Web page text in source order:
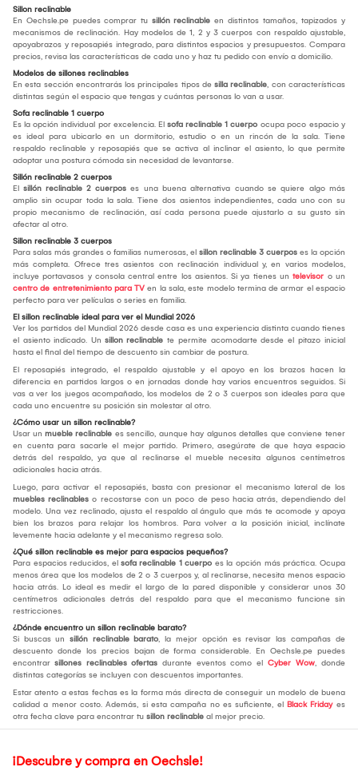
Sillon reclinable
En Oechsle.pe puedes comprar tu sillón reclinable en distintos tamaños, tapizados y
mecanismos de reclinación. Hay modelos de 1, 2 y 3 cuerpos con respaldo ajustable,
apoyabrazos y reposapiés integrado, para distintos espacios y presupuestos. Compara
precios, revisa las características de cada uno y haz tu pedido con envío a domicilio.
Modelos de sillones reclinables
En esta sección encontrarás los principales tipos de silla reclinable, con características
distintas según el espacio que tengas y cuántas personas lo van a usar.
Sofa reclinable 1 cuerpo
Es la opción individual por excelencia. El sofa reclinable 1 cuerpo ocupa poco espacio y
es ideal para ubicarlo en un dormitorio, estudio o en un rincón de la sala. Tiene
respaldo reclinable y reposapiés que se activa al inclinar el asiento, lo que permite
adoptar una postura cómoda sin necesidad de levantarse.
Sillón reclinable 2 cuerpos
El sillón reclinable 2 cuerpos es una buena alternativa cuando se quiere algo más
amplio sin ocupar toda la sala. Tiene dos asientos independientes, cada uno con su
propio mecanismo de reclinación, así cada persona puede ajustarlo a su gusto sin
afectar al otro.
Sillon reclinable 3 cuerpos
Para salas más grandes o familias numerosas, el sillon reclinable 3 cuerpos es la opción
más completa. Ofrece tres asientos con reclinación individual y, en varios modelos,
incluye portavasos y consola central entre los asientos. Si ya tienes un televisor o un
centro de entretenimiento para TV en la sala, este modelo termina de armar el espacio
perfecto para ver películas o series en familia.
El sillon reclinable ideal para ver el Mundial 2026
Ver los partidos del Mundial 2026 desde casa es una experiencia distinta cuando tienes
el asiento indicado. Un sillon reclinable te permite acomodarte desde el pitazo inicial
hasta el final del tiempo de descuento sin cambiar de postura.
El reposapiés integrado, el respaldo ajustable y el apoyo en los brazos hacen la
diferencia en partidos largos o en jornadas donde hay varios encuentros seguidos. Si
vas a ver los juegos acompañado, los modelos de 2 o 3 cuerpos son ideales para que
cada uno encuentre su posición sin molestar al otro.
¿Cómo usar un sillon reclinable?
Usar un mueble reclinable es sencillo, aunque hay algunos detalles que conviene tener
en cuenta para sacarle el mejor partido. Primero, asegúrate de que haya espacio
detrás del respaldo, ya que al reclinarse el mueble necesita algunos centímetros
adicionales hacia atrás.
Luego, para activar el reposapiés, basta con presionar el mecanismo lateral de los
muebles reclinables o recostarse con un poco de peso hacia atrás, dependiendo del
modelo. Una vez reclinado, ajusta el respaldo al ángulo que más te acomode y apoya
bien los brazos para relajar los hombros. Para volver a la posición inicial, inclínate
levemente hacia adelante y el mecanismo regresa solo.
¿Qué sillon reclinable es mejor para espacios pequeños?
Para espacios reducidos, el sofa reclinable 1 cuerpo es la opción más práctica. Ocupa
menos área que los modelos de 2 o 3 cuerpos y, al reclinarse, necesita menos espacio
hacia atrás. Lo ideal es medir el largo de la pared disponible y considerar unos 30
centímetros adicionales detrás del respaldo para que el mecanismo funcione sin
restricciones.
¿Dónde encuentro un sillon reclinable barato?
Si buscas un sillón reclinable barato, la mejor opción es revisar las campañas de
descuento donde los precios bajan de forma considerable. En Oechsle.pe puedes
encontrar sillones reclinables ofertas durante eventos como el Cyber Wow, donde
distintas categorías se incluyen con descuentos importantes.
Estar atento a estas fechas es la forma más directa de conseguir un modelo de buena
calidad a menor costo. Además, si esta campaña no es suficiente, el Black Fridayes
otra fecha clave para encontrar tu sillon reclinable al mejor precio.
¡Descubre y compra en Oechsle!